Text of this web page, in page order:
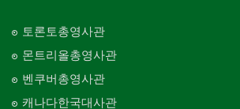
토론토총영사관
몬트리올총영사관
벤쿠버총영사관
캐나다한국대사관